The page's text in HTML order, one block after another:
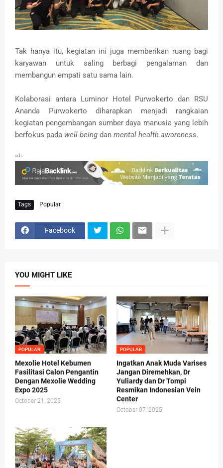
Tak hanya itu, kegiatan ini juga memberikan ruang bagi
karyawan untuk saling berbagi pengalaman dan
membangun empati satu sama lain.
Kolaborasi antara Luminor Hotel Purwokerto dan RSU
Ananda Purwokerto diharapkan menjadi rangkaian
kegiatan pengembangan sumber daya manusia yang lebih
berfokus pada well-being dan mental health awareness.
ads
Tags Popular
Facebook
YOU MIGHT LIKE
POPULAR
Mexolie Hotel Kebumen
Fasilitasi Calon Pengantin
Dengan Mexolie Wedding
Expo 2025
October 21, 2025
POPULAR
Ingatkan Anak Muda Varises
Jangan Diremehkan, Dr
Yuliardy dan Dr Tompi
Resmikan Indonesian Vein
Center
October 07, 2025